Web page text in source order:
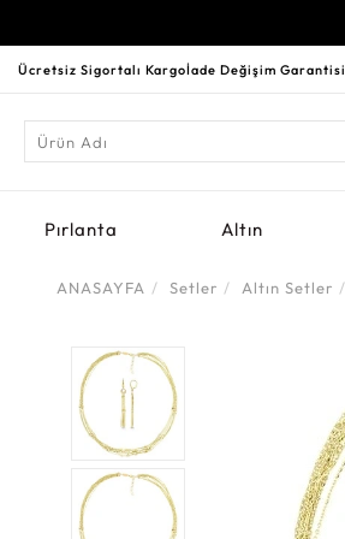
Ücretsiz Sigortalı Kargoİade Değişim Garantisi
Pırlanta Altın
ANASAYFA Setler Altın Setler